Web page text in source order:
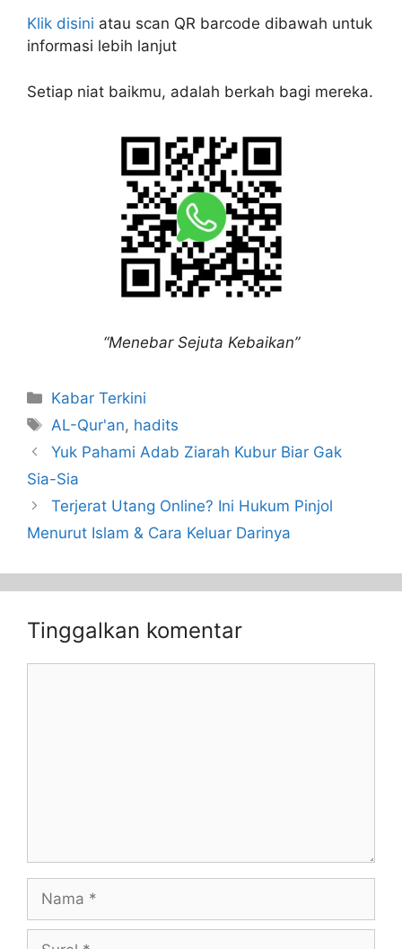
Klik disini atau scan QR barcode dibawah untuk
informasi lebih lanjut
Setiap niat baikmu, adalah berkah bagi mereka.
“Menebar Sejuta Kebaikan”
Kabar Terkini
AL-Qur'an, hadits
Yuk Pahami Adab Ziarah Kubur Biar Gak
Sia-Sia
Terjerat Utang Online? Ini Hukum Pinjol
Menurut Islam & Cara Keluar Darinya
Tinggalkan komentar